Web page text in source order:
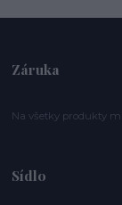
Záruka
Na všetky produkty
Sídlo